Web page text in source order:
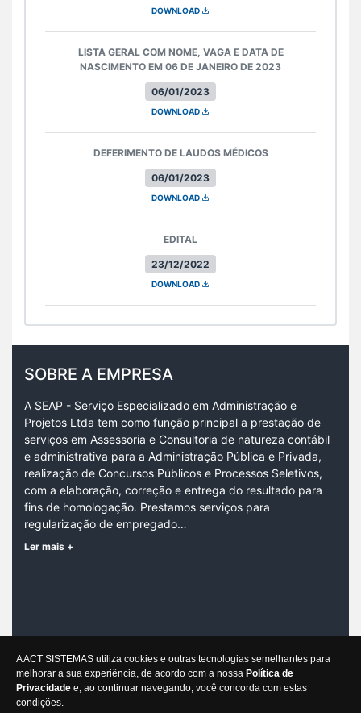
A ACT SISTEMAS utiliza cookies e outras tecnologias semelhantes para
melhorar a sua experiência, de acordo com a nossa Política de
Privacidade e, ao continuar navegando, você concorda com estas
condições.
DOWNLOAD
06/01/2023
LISTA GERAL COM NOME, VAGA E DATA DE
NASCIMENTO EM 06 DE JANEIRO DE 2023
DOWNLOAD
06/01/2023
DEFERIMENTO DE LAUDOS MÉDICOS
DOWNLOAD
23/12/2022
EDITAL
DOWNLOAD
SOBRE A EMPRESA
A SEAP - Serviço Especializado em Administração e
Projetos Ltda tem como função principal a prestação de
serviços em Assessoria e Consultoria de natureza contábil
e administrativa para a Administração Pública e Privada,
realização de Concursos Públicos e Processos Seletivos,
com a elaboração, correção e entrega do resultado para
fins de homologação. Prestamos serviços para
regularização de empregado…
Ler mais +
CONTATO
Rio Negro, 532A, Prado |CEP: 30411-208
Belo Horizonte/MG